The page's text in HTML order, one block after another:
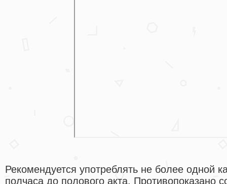
Рекомендуется употреблять не более одной
полчаса до полового акта. Противопоказано